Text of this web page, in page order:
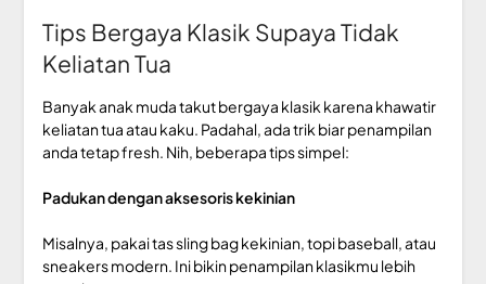
Tips Bergaya Klasik Supaya Tidak
Keliatan Tua
Banyak anak muda takut bergaya klasik karena khawatir
keliatan tua atau kaku. Padahal, ada trik biar penampilan
anda tetap fresh. Nih, beberapa tips simpel:
Padukan dengan aksesoris kekinian
Misalnya, pakai tas sling bag kekinian, topi baseball, atau
sneakers modern. Ini bikin penampilan klasikmu lebih